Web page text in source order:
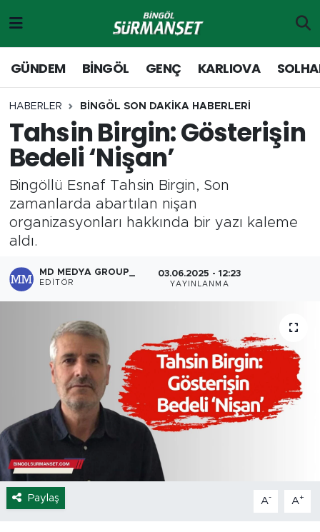
GÜNDEM BİNGÖL GENÇ KARLIOVA
HABERLER BİNGÖL SON DAKİKA HABERLERİ
Tahsin Birgin: Gösterişin
Bedeli ‘Nişan’
Bingöllü Esnaf Tahsin Birgin, Son
zamanlarda abartılan nişan
organizasyonları hakkında bir yazı kaleme
aldı.
MD MEDYA GROUP_
EDITÖR
03.06.2025 - 12:23
YAYINLANMA
Paylaş A- A+
Genç
Solhan
Karlıova
Adaklı-Kiğı
MD Prestij Dergisi
Spor
Yaşam
Sağlık
Ekonomi
Merkez Hava Durumu
Merkez Trafik Yoğunluk Haritası
Süper Lig Puan Durumu ve Fikstür
Tüm Manşetler
Haber Arşivi